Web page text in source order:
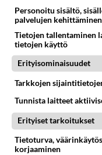
KOVALEVYT
Mulla meni pari
jotenkin
Kovalevyltä ei ole
20.08.2013 15:45
Personoitu sisältö,
palvelujen kehittäminen
Tietojen tallentaminen
tietojen käyttö
Erityisominaisuudet
Tarkkojen
Tunnista laitteet
Erityiset tarkoitukset
Tietoturva,
korjaaminen